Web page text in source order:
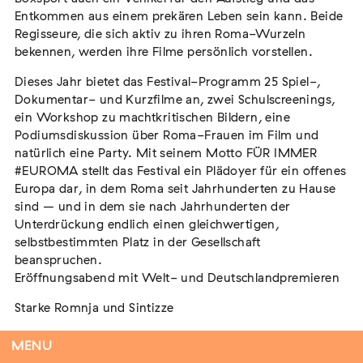
MENU
Vernichtung
Extern
07. August 2026 Darmstadt
Antiziganismus in Relation zu Rassismus
und Antisemitismus
ExternMARKUS END
Entkommen aus einem prekären Leben sein kann. Beide
Regisseure, die sich aktiv zu ihren Roma-Wurzeln
bekennen, werden ihre Filme persönlich vorstellen.
Dieses Jahr bietet das Festival-Programm 25 Spiel-,
Dokumentar- und Kurzfilme an, zwei Schulscreenings,
ein Workshop zu machtkritischen Bildern, eine
Podiumsdiskussion über Roma-Frauen im Film und
natürlich eine Party. Mit seinem Motto FÜR IMMER
#EUROMA stellt das Festival ein Plädoyer für ein offenes
Europa dar, in dem Roma seit Jahrhunderten zu Hause
sind – und in dem sie nach Jahrhunderten der
Unterdrückung endlich einen gleichwertigen,
selbstbestimmten Platz in der Gesellschaft
beanspruchen.
Eröffnungsabend mit Welt- und Deutschlandpremieren
Starke Romnja und Sintizze
Der Sonntag, 9. Dezember, wird dem Fokus auf Romnja